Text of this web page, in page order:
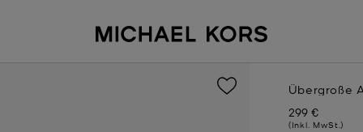
Übergroße
Jetzt
299 €
(Inkl. MwSt.)